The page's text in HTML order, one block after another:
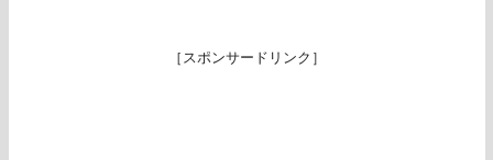
［スポンサードリンク］